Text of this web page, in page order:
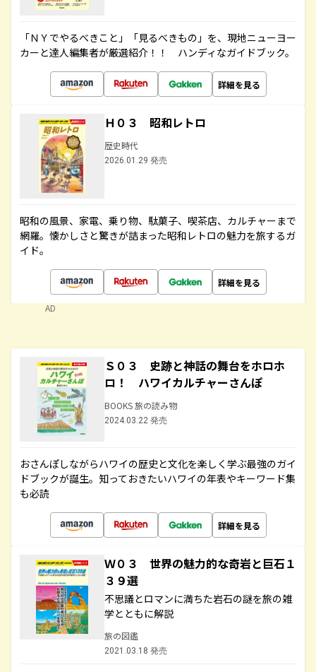
「ＮＹでやるべきこと」「見るべきもの」を、現地ニューヨー
カーと達人編集者が厳選紹介！！ ハンディなガイドブック。
詳細を見る
Ｈ０３ 昭和レトロ
歴史時代
2026.01.29 発売
昭和の風景、家電、乗り物、駄菓子、喫茶店、カルチャーまで
網羅。懐かしさと驚きが詰まった昭和レトロの魅力を旅するガ
イド。
詳細を見る
AD
Ｓ０３ 史跡と神話の舞台をホロホ
ロ！ ハワイカルチャーさんぽ
BOOKS 旅の読み物
2024.03.22 発売
おさんぽしながらハワイの歴史と文化を楽しく学ぶ最強のガイ
ドブックが誕生。知っておきたいハワイの年表やキーワード集
も必読
詳細を見る
Ｗ０３ 世界の魅力的な奇岩と巨石１
３９選
不思議とロマンに満ちた岩石の謎を旅の雑
学とともに解説
旅の図鑑
2021.03.18 発売